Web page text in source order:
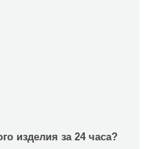
изделия за 24 часа?